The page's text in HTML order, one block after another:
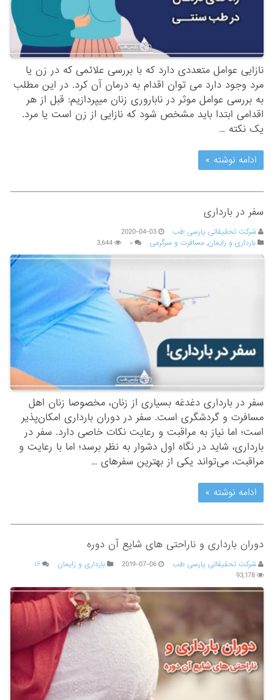
نازایی عوامل متعددی دارد که با بررسی علائمی که در زن یا
مرد وجود دارد می توان اقدام به درمان آن کرد. در این مطلب
به بررسی عوامل موثر در ناباروری زنان میپردازیم: قبل از هر
اقدامی ابتدا باید مشخص شود که نازایی از زن است یا مرد.
یک نکته …
ادامه نوشته »
سفر در بارداری
شرکت تحقیقاتی پارسی طب
2020-04-03
بارداری و زایمان,مسافرت و سرگرمی ۰ 3,644
سفر در بارداری دغدغه بسیاری از زنان، مخصوصا زنان اهل
مسافرت و گردشگری است. سفر در دوران بارداری امکان‌پذیر
است؛ اما نیاز به مراقبت‌ و رعایت نکات خاصی دارد. سفر در
بارداری، شاید در نگاه اول دشوار به نظر برسد؛ اما با رعایت و
مراقبت، می‌تواند یکی از بهترین سفرهای …
ادامه نوشته »
دوران بارداری و ناراحتی های شایع آن دوره
شرکت تحقیقاتی پارسی طب 2019-07-06 بارداری و زایمان
۱۶
93,178